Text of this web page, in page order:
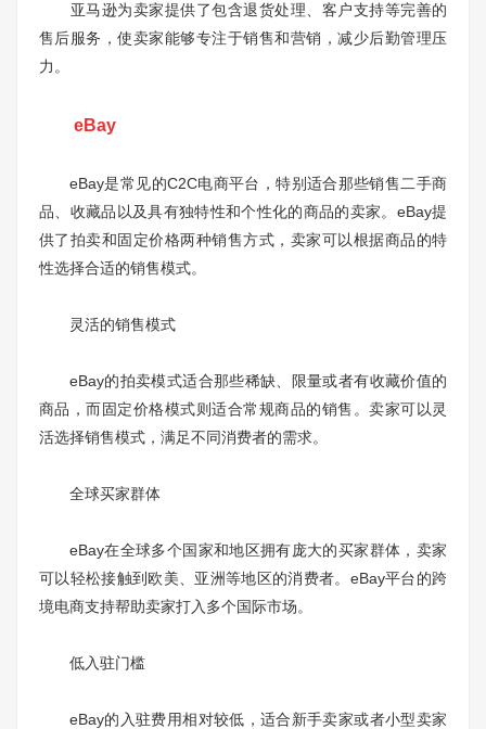
亚马逊为卖家提供了包含退货处理、客户支持等完善的
售后服务，使卖家能够专注于销售和营销，减少后勤管理压
力。
eBay
eBay是常见的C2C电商平台，特别适合那些销售二手商
品、收藏品以及具有独特性和个性化的商品的卖家。eBay提
供了拍卖和固定价格两种销售方式，卖家可以根据商品的特
性选择合适的销售模式。
灵活的销售模式
eBay的拍卖模式适合那些稀缺、限量或者有收藏价值的
商品，而固定价格模式则适合常规商品的销售。卖家可以灵
活选择销售模式，满足不同消费者的需求。
全球买家群体
eBay在全球多个国家和地区拥有庞大的买家群体，卖家
可以轻松接触到欧美、亚洲等地区的消费者。eBay平台的跨
境电商支持帮助卖家打入多个国际市场。
低入驻门槛
eBay的入驻费用相对较低，适合新手卖家或者小型卖家